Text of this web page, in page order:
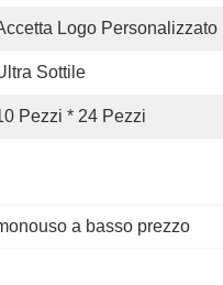
Logo Personalizzato
Sottile
Pezzi * 24 Pezzi
a basso prezzo